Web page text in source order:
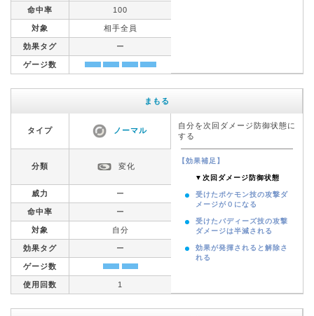
命中率 100
対象 相手全員
効果タグ ー
ゲージ数
まもる
タイプ ノーマル
自分を次回ダメージ防御状態に
する
【効果補足】
▼次回ダメージ防御状態
受けたポケモン技の攻撃ダ
メージが０になる
受けたバディーズ技の攻撃
ダメージは半減される
効果が発揮されると解除さ
れる
分類 変化
威力 ー
命中率 ー
対象 自分
効果タグ ー
ゲージ数
使用回数 1